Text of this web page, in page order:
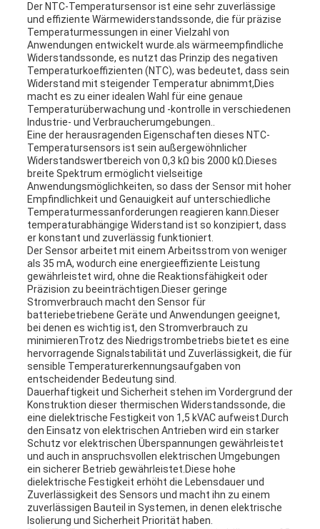
SITEMAP
PRIVACY
POLICY
Der NTC-Temperatursensor ist eine sehr zuverlässige
und effiziente Wärmewiderstandssonde, die für präzise
Temperaturmessungen in einer Vielzahl von
Anwendungen entwickelt wurde.als wärmeempfindliche
Widerstandssonde, es nutzt das Prinzip des negativen
Temperaturkoeffizienten (NTC), was bedeutet, dass sein
Widerstand mit steigender Temperatur abnimmt,Dies
macht es zu einer idealen Wahl für eine genaue
Temperaturüberwachung und -kontrolle in verschiedenen
Industrie- und Verbraucherumgebungen..
Eine der herausragenden Eigenschaften dieses NTC-
Temperatursensors ist sein außergewöhnlicher
Widerstandswertbereich von 0,3 kΩ bis 2000 kΩ.Dieses
breite Spektrum ermöglicht vielseitige
Anwendungsmöglichkeiten, so dass der Sensor mit hoher
Empfindlichkeit und Genauigkeit auf unterschiedliche
Temperaturmessanforderungen reagieren kann.Dieser
temperaturabhängige Widerstand ist so konzipiert, dass
er konstant und zuverlässig funktioniert.
Der Sensor arbeitet mit einem Arbeitsstrom von weniger
als 35 mA, wodurch eine energieeffiziente Leistung
gewährleistet wird, ohne die Reaktionsfähigkeit oder
Präzision zu beeinträchtigen.Dieser geringe
Stromverbrauch macht den Sensor für
batteriebetriebene Geräte und Anwendungen geeignet,
bei denen es wichtig ist, den Stromverbrauch zu
minimierenTrotz des Niedrigstrombetriebs bietet es eine
hervorragende Signalstabilität und Zuverlässigkeit, die für
sensible Temperaturerkennungsaufgaben von
entscheidender Bedeutung sind.
Dauerhaftigkeit und Sicherheit stehen im Vordergrund der
Konstruktion dieser thermischen Widerstandssonde, die
eine dielektrische Festigkeit von 1,5 kVAC aufweist.Durch
den Einsatz von elektrischen Antrieben wird ein starker
Schutz vor elektrischen Überspannungen gewährleistet
und auch in anspruchsvollen elektrischen Umgebungen
ein sicherer Betrieb gewährleistet.Diese hohe
dielektrische Festigkeit erhöht die Lebensdauer und
Zuverlässigkeit des Sensors und macht ihn zu einem
zuverlässigen Bauteil in Systemen, in denen elektrische
Isolierung und Sicherheit Priorität haben.